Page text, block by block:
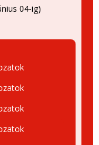
04-ig)